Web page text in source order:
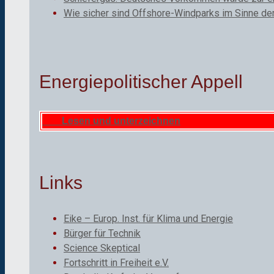
Wie sicher sind Offshore-Windparks im Sinne
Energiepolitischer Appell
Lesen und unterzeichnen
Links
Eike – Europ. Inst. für Klima und Energie
Bürger für Technik
Science Skeptical
Fortschritt in Freiheit e.V.